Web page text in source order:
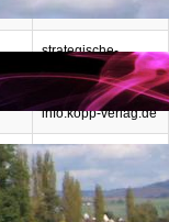
Nazemroaya
strategische-
studien.com
info.kopp-verlag.de
epochtimes.de
Thierry Meyssan